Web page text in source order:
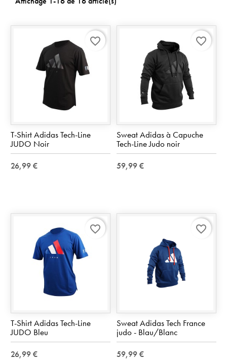
T-Shirt Adidas Tech-Line
JUDO Noir
26,99 €
favorite_border
Sweat Adidas à Capuche
Tech-Line Judo noir
59,99 €
favorite_border
T-Shirt Adidas Tech-Line
JUDO Bleu
26,99 €
favorite_border
Sweat Adidas Tech France
judo - Blau/Blanc
59,99 €
favorite_border